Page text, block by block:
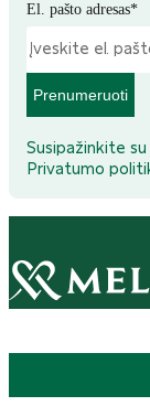
El. pašto adresas*
Prenumeruoti
Susipažinkite su
Privatumo